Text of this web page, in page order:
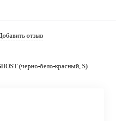
отзыв
(черно-бело-красный, S)